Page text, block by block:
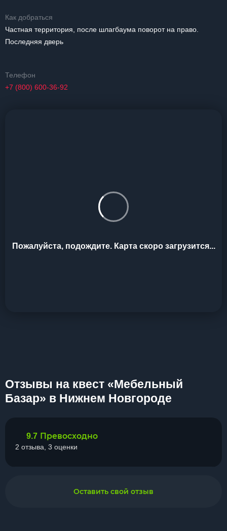
Как добраться
Частная территория, после шлагбаума поворот на право.
Последняя дверь
Телефон
+7 (800) 600-36-92
Пожалуйста, подождите. Карта скоро загрузится...
Отзывы на квест «Мебельный
Базар» в Нижнем Новгороде
9.7 Превосходно
2 отзыва, 3 оценки
Оставить свой отзыв